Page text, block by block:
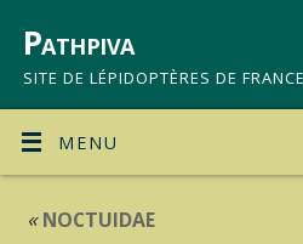
Pathpiva
SITE DE LÉPIDOPTÈRES DE
MENU
«NOCTUIDAE